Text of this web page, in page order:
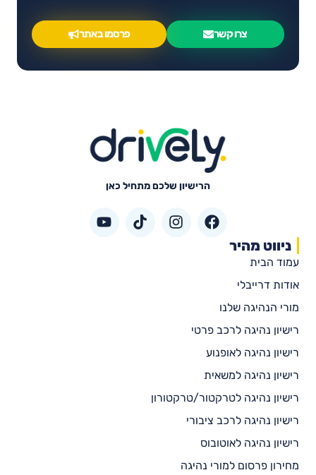
צרו קשר פרסמו באתר
הרישיון שלכם מתחיל כאן
ניווט מהיר
עמוד הבית
אודות דרייבלי
מורי הנהיגה שלנו
רישיון נהיגה לרכב פרטי
רישיון נהיגה לאופנוע
רישיון נהיגה למשאית
רישיון נהיגה לטרקטור/טרקטורון
רישיון נהיגה לרכב ציבורי
רישיון נהיגה לאוטובוס
מחירון פרסום למורי נהיגה